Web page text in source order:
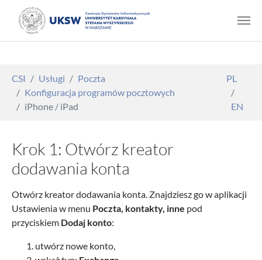
CSI Usługi
Poczta
Konfiguracja programów pocztowych
iPhone / iPad
PL
EN
Krok 1: Otwórz kreator
dodawania konta
Otwórz kreator dodawania konta. Znajdziesz go w aplikacji
Ustawienia w menu Poczta, kontakty, inne pod
przyciskiem Dodaj konto:
utwórz nowe konto,